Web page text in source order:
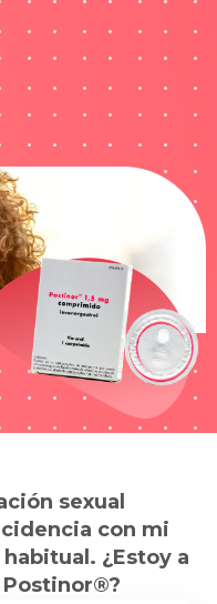
sexual
con mi
¿Estoy a